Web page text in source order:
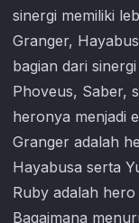
sinergi memiliki
Granger,
bagian dari
Phoveus, Saber,
heronya menjadi
Granger adalah
Hayabusa serta
Ruby adalah hero
Bagaimana